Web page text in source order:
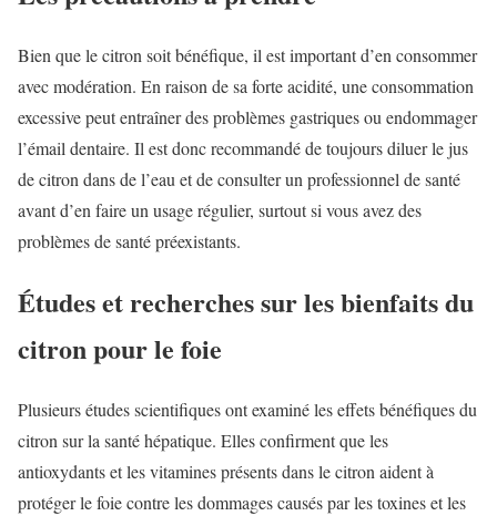
Bien que le citron soit bénéfique, il est important d’en consommer
avec modération. En raison de sa forte acidité, une consommation
excessive peut entraîner des problèmes gastriques ou endommager
l’émail dentaire. Il est donc recommandé de toujours diluer le jus
de citron dans de l’eau et de consulter un professionnel de santé
avant d’en faire un usage régulier, surtout si vous avez des
problèmes de santé préexistants.
Études et recherches sur les bienfaits du
citron pour le foie
Plusieurs études scientifiques ont examiné les effets bénéfiques du
citron sur la santé hépatique. Elles confirment que les
antioxydants et les vitamines présents dans le citron aident à
protéger le foie contre les dommages causés par les toxines et les